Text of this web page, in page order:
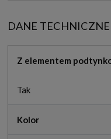
DANE TECHNICZNE
Z elementem
Tak
Kolor